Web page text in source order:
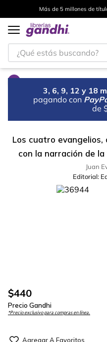
Más de 5 millones de
¿Qué estás buscando?
3, 6, 9, 12 y 18
pagando con
de
Los cuatro evangelios,
con la narración de
Juan
Editorial:
$440
Precio Gandhi
*Precio exclusivo para compras en línea.